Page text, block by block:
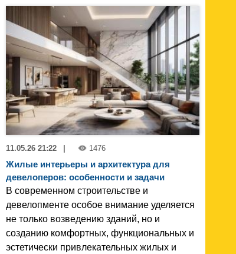
11.05.26 21:22 1476
Жилые интерьеры и архитектура для
девелоперов: особенности и задачи
В современном строительстве и
девелопменте особое внимание уделяется
не только возведению зданий, но и
созданию комфортных, функциональных и
эстетически привлекательных жилых и